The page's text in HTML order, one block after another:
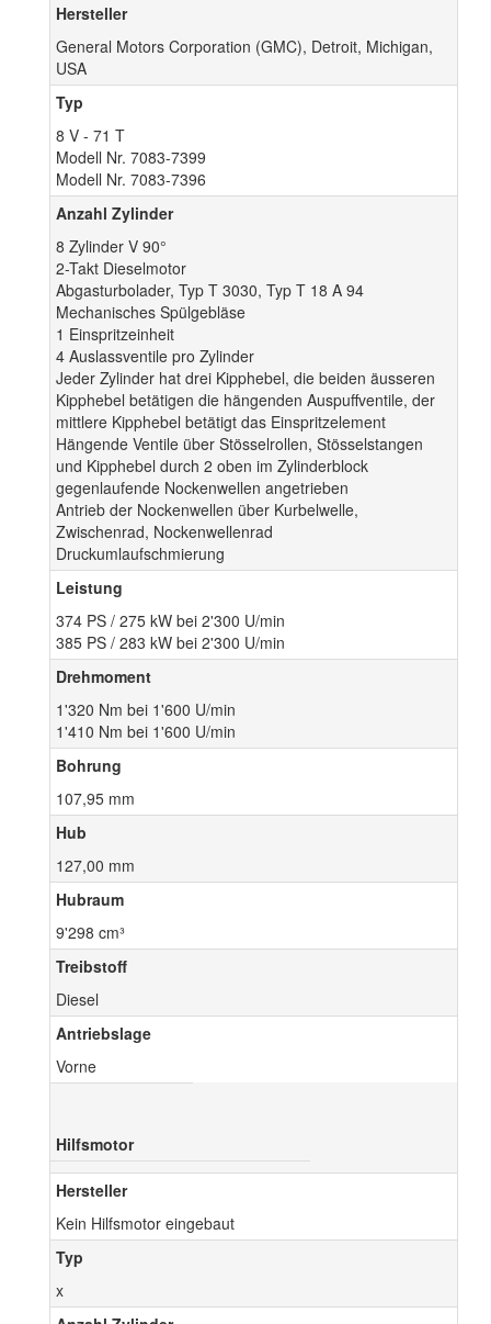
Hersteller
General Motors Corporation (GMC), Detroit, Michigan,
USA
Typ
8 V - 71 T
Modell Nr. 7083-7399
Modell Nr. 7083-7396
Anzahl Zylinder
8 Zylinder V 90°
2-Takt Dieselmotor
Abgasturbolader, Typ T 3030, Typ T 18 A 94
Mechanisches Spülgebläse
1 Einspritzeinheit
4 Auslassventile pro Zylinder
Jeder Zylinder hat drei Kipphebel, die beiden äusseren
Kipphebel betätigen die hängenden Auspuffventile, der
mittlere Kipphebel betätigt das Einspritzelement
Hängende Ventile über Stösselrollen, Stösselstangen
und Kipphebel durch 2 oben im Zylinderblock
gegenlaufende Nockenwellen angetrieben
Antrieb der Nockenwellen über Kurbelwelle,
Zwischenrad, Nockenwellenrad
Druckumlaufschmierung
Leistung
374 PS / 275 kW bei 2'300 U/min
385 PS / 283 kW bei 2'300 U/min
Drehmoment
1'320 Nm bei 1'600 U/min
1'410 Nm bei 1'600 U/min
Bohrung
107,95 mm
Hub
127,00 mm
Hubraum
9'298 cm³
Treibstoff
Diesel
Antriebslage
Vorne
Hilfsmotor
Hersteller
Kein Hilfsmotor eingebaut
Typ
x